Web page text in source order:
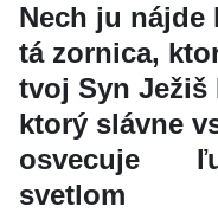
Nech ju
tá zornica,
tvoj Syn Ježiš
ktorý slávne
osvecuje
svetlom